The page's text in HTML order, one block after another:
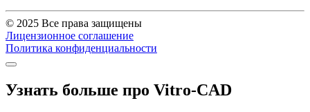
© 2025 Все права защищены
Лицензионное соглашение
Политика конфиденциальности
Узнать больше про Vitro-CAD